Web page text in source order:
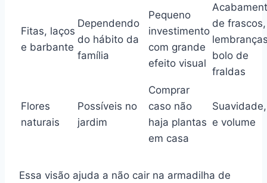
Fitas, laços
e barbante
Dependendo
do hábito da
família
Pequeno
investimento
com grande
efeito visual
de frascos,
bolo de
fraldas
Flores
naturais
Possíveis no
jardim
Comprar
caso não
haja plantas
em casa
e volume
Essa visão ajuda a não cair na armadilha de